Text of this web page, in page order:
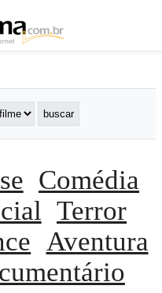
Comédia
Terror
Aventura